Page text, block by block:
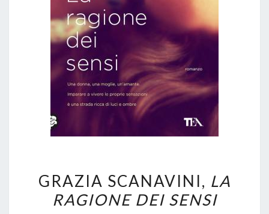
SCANAVINI,
LA
GRAZIA SCANAVINI, LA
RAGIONE DEI SENSI